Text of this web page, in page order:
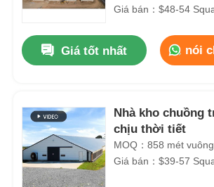
Giá bán：$48-54
Giá tốt nhất nói
Nhà kho chuồng
chịu thời tiết
MOQ：858 mét vuông
Giá bán：$39-57